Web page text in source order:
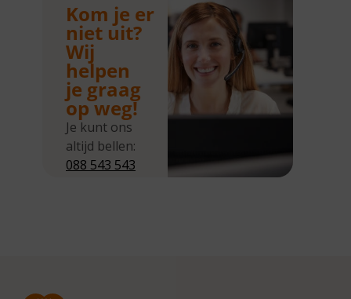
Kom je er
niet uit?
Wij
helpen
je graag
op weg!
Je kunt ons
altijd bellen:
088 543 543